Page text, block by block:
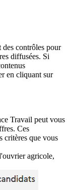
des contrôles pour
diffusées. Si
en cliquant sur
Travail peut vous
Ces
critères que vous
agricole,